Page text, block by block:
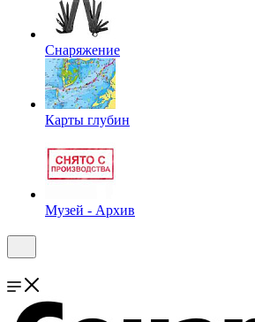
Снаряжение
Карты глубин
Музей - Архив